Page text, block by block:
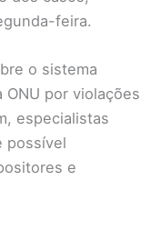
feira.
o sistema
por violações
especialistas
possível
e